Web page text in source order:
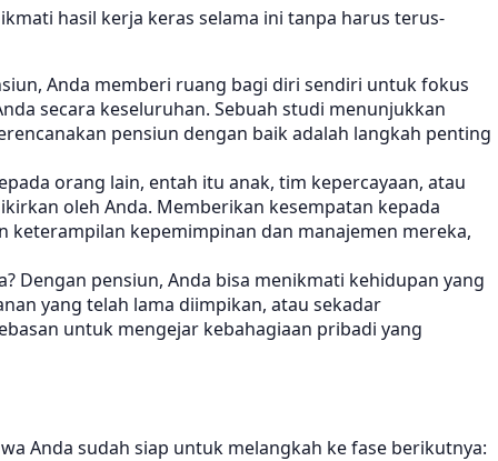
hasil kerja keras selama ini tanpa harus terus-
Anda memberi ruang bagi diri sendiri untuk fokus
secara keseluruhan. Sebuah studi menunjukkan
pensiun dengan baik adalah langkah penting
orang lain, entah itu anak, tim kepercayaan, atau
oleh Anda. Memberikan kesempatan kepada
kepemimpinan dan manajemen mereka,
Dengan pensiun, Anda bisa menikmati kehidupan yang
yang telah lama diimpikan, atau sekadar
untuk mengejar kebahagiaan pribadi yang
Anda sudah siap untuk melangkah ke fase berikutnya: